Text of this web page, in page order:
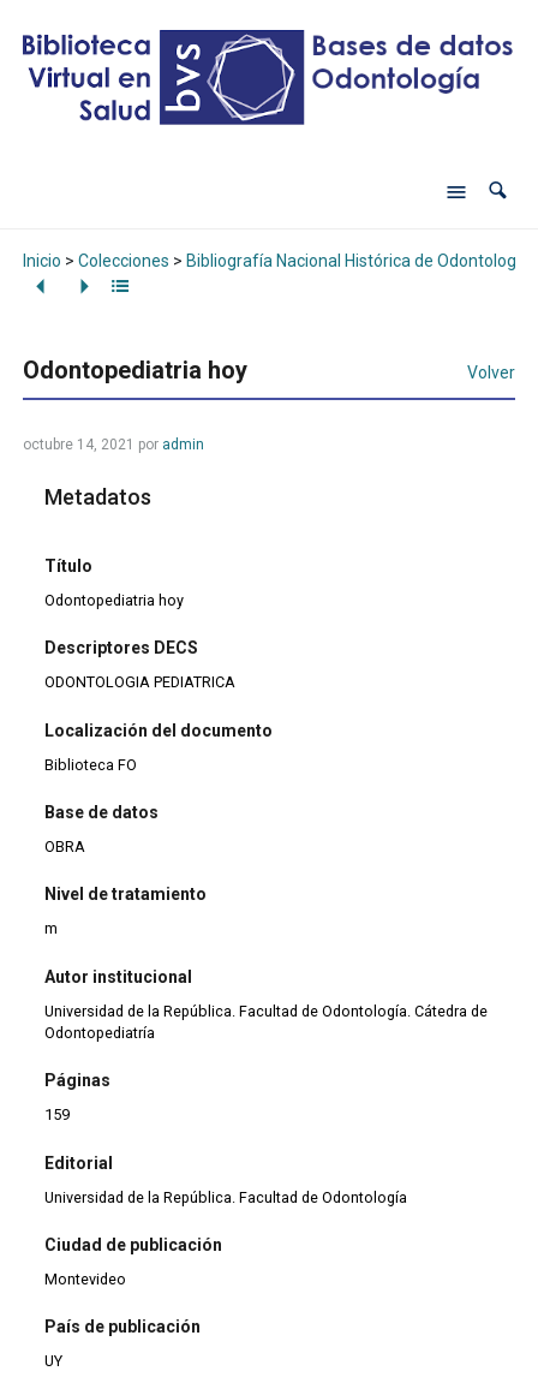
Inicio > Colecciones > Bibliografía Nacional Histórica de Odontología
Odontopediatria hoy Volver
octubre 14, 2021 por admin
Metadatos
Título
Odontopediatria hoy
Descriptores DECS
ODONTOLOGIA PEDIATRICA
Localización del documento
Biblioteca FO
Base de datos
OBRA
Nivel de tratamiento
m
Autor institucional
Universidad de la República. Facultad de Odontología. Cátedra de
Odontopediatría
Páginas
159
Editorial
Universidad de la República. Facultad de Odontología
Ciudad de publicación
Montevideo
País de publicación
UY